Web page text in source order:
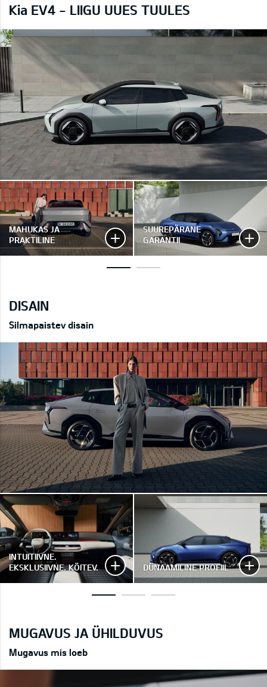
Kia EV4 - LIIGU UUES TUULES
MAHUKAS JA
PRAKTILINE
SUUREPÄRANE
GARANTII
DISAIN
Silmapaistev disain
INTUITIIVNE.
EKSKLUSIIVNE. KÖITEV.
DÜNAAMILINE PROFIIL
MUGAVUS JA ÜHILDUVUS
Mugavus mis loeb